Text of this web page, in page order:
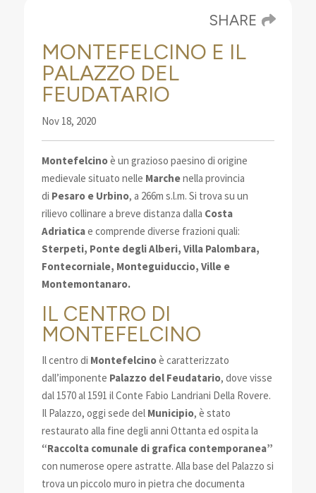
SHARE
MONTEFELCINO E IL
PALAZZO DEL
FEUDATARIO
Nov 18, 2020
Montefelcinoè un grazioso paesino di origine
medievale situato nelle Marchenella provincia
di Pesaro e Urbino, a 266m s.l.m. Si trova su un
rilievo collinare a breve distanza dalla Costa
Adriaticae comprende diverse frazioni quali:
Sterpeti, Ponte degli Alberi, Villa Palombara,
Fontecorniale, Monteguiduccio, Ville e
Montemontanaro.
IL CENTRO DI
MONTEFELCINO
Il centro di Montefelcinoè caratterizzato
dall’imponente Palazzo del Feudatario, dove visse
dal 1570 al 1591 il Conte Fabio Landriani Della Rovere.
Il Palazzo, oggi sede del Municipio, è stato
restaurato alla fine degli anni Ottanta ed ospita la
“Raccolta comunale di grafica contemporanea”
con numerose opere astratte. Alla base del Palazzo si
trova un piccolo muro in pietra che documenta